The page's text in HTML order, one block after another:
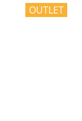
OUTLET